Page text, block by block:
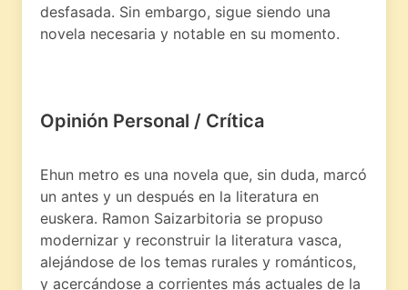
desfasada. Sin embargo, sigue siendo una
novela necesaria y notable en su momento.
Opinión Personal / Crítica
Ehun metro es una novela que, sin duda, marcó
un antes y un después en la literatura en
euskera. Ramon Saizarbitoria se propuso
modernizar y reconstruir la literatura vasca,
alejándose de los temas rurales y románticos,
y acercándose a corrientes más actuales de la